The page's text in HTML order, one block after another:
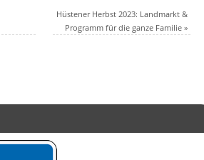
Hüstener Herbst 2023: Landmarkt &
Programm für die ganze Familie»